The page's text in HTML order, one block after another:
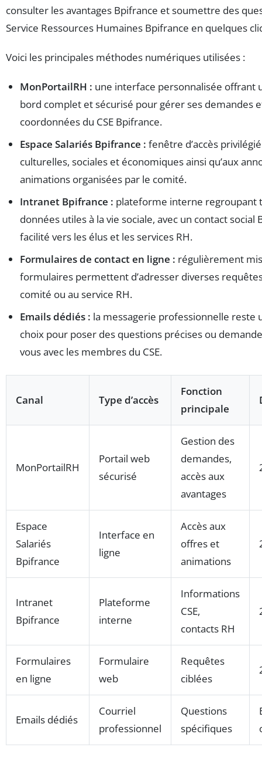
consulter les avantages Bpifrance et soumettre des
Service Ressources Humaines Bpifrance en quelques
Voici les principales méthodes numériques utilisées :
MonPortailRH : une interface personnalisée offrant
bord complet et sécurisé pour gérer ses demandes
coordonnées du CSE Bpifrance.
Espace Salariés Bpifrance : fenêtre d’accès
culturelles, sociales et économiques ainsi qu’aux
animations organisées par le comité.
Intranet Bpifrance : plateforme interne regroupant
données utiles à la vie sociale, avec un contact social
facilité vers les élus et les services RH.
Formulaires de contact en ligne : régulièrement
formulaires permettent d’adresser diverses
comité ou au service RH.
Emails dédiés : la messagerie professionnelle reste
choix pour poser des questions précises ou
vous avec les membres du CSE.
Canal Type d’accès
Fonction
principale
MonPortailRH
Portail web
sécurisé
Gestion des
demandes,
accès aux
avantages
Espace
Salariés
Bpifrance
Interface en
ligne
Accès aux
offres et
animations
Intranet
Bpifrance
Plateforme
interne
Informations
CSE,
contacts RH
Formulaires
en ligne
Formulaire
web
Requêtes
ciblées
Emails dédiés
Courriel
professionnel
Questions
spécifiques